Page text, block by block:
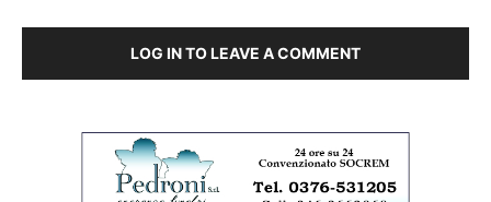
LOG IN TO LEAVE A COMMENT